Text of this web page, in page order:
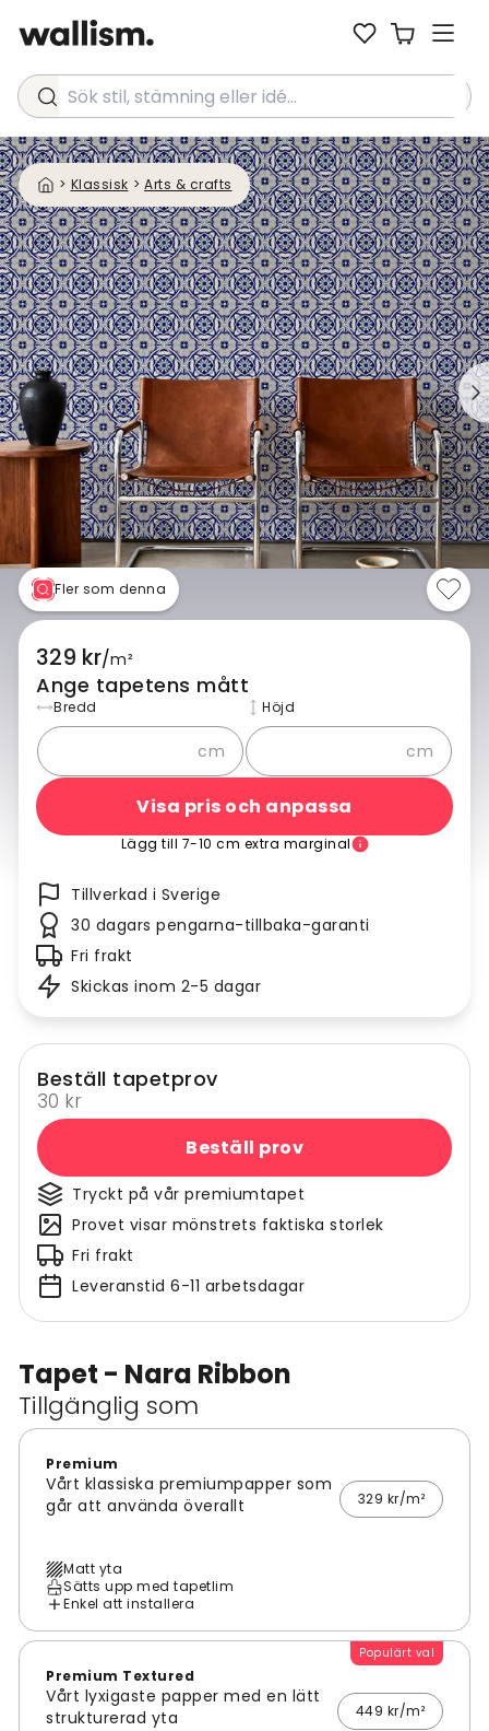
Sök stil, stämning eller idé...
> Klassisk > Arts & crafts
Tapet - Nara Ribbon
Tillgänglig som
Premium
Vårt klassiska premiumpapper som
går att använda överallt
329 kr/m²
Matt yta
Sätts upp med tapetlim
Enkel att installera
Populärt val
Premium Textured
Vårt lyxigaste papper med en lätt
strukturerad yta
449 kr/m²
Fler som denna
329 kr/m²
Ange tapetens mått
Bredd
cm
Höjd
cm
Visa pris och anpassa
Lägg till 7-10 cm extra marginal
Tillverkad i Sverige
30 dagars pengarna-tillbaka-garanti
Fri frakt
Skickas inom 2-5 dagar
Beställ tapetprov
30 kr
Beställ prov
Tryckt på vår premiumtapet
Provet visar mönstrets faktiska storlek
Fri frakt
Leveranstid 6-11 arbetsdagar